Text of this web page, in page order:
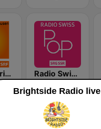
SRF 1 Zürich Schaffhausen Radio Swiss Pop
Brightside Radio live